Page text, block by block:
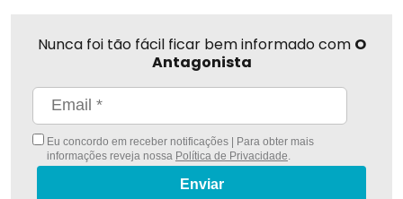
Nunca foi tão fácil ficar bem informado com O
Antagonista
Eu concordo em receber notificações | Para obter mais
informações reveja nossa Política de Privacidade
Enviar